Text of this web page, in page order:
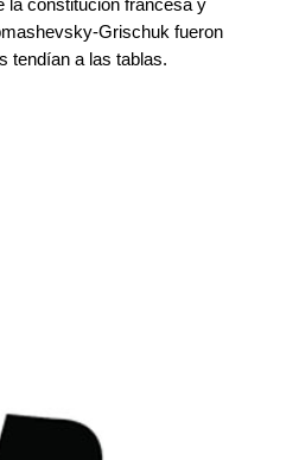
Grischuk fueron
tendían a las tablas.